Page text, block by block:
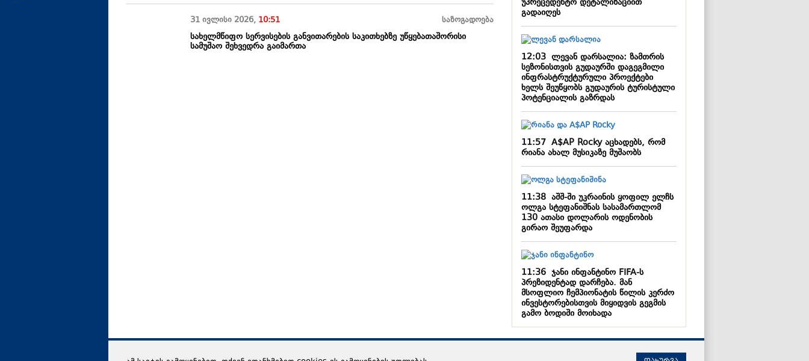
31 ივლისი 2026, 10:51 საზოგადოება
სახელმწიფო სერვისების განვითარების საკითხებზე უწყებათაშორისი
სამუშაო შეხვედრა გაიმართა
უპრეცედენტო დეტალიზაციით
გადაიღეს
12:03ლევან დარსალია: ზამთრის
სეზონისთვის გუდაურში დაგეგმილი
ინფრასტრუქტურული პროექტები
ხელს შეუწყობს გუდაურის ტურისტული
პოტენციალის გაზრდას
11:57A$AP Rocky აცხადებს, რომ
რიანა ახალ მუსიკაზე მუშაობს
11:38აშშ-ში უკრაინის ყოფილ ელჩს
ოლგა სტეფანიშნას სასამართლომ
130 ათასი დოლარის ოდენობის
გირაო შეუფარდა
11:36ჯანი ინფანტინო FIFA-ს
პრეზიდენტად დარჩება. მან
მსოფლიო ჩემპიონატის წილის კერძო
ინვესტორებისთვის მიყიდვის გეგმის
გამო ბოდიში მოიხადა